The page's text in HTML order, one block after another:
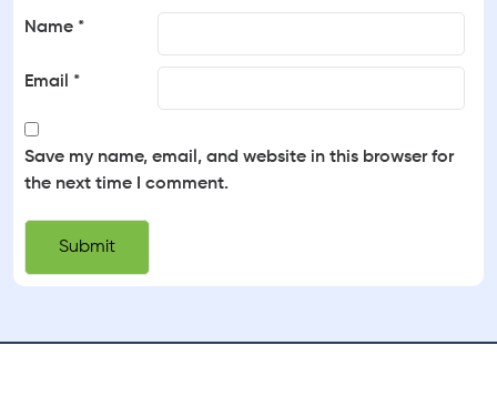
Name *
Email *
Save my name, email, and website in this browser for
the next time I comment.